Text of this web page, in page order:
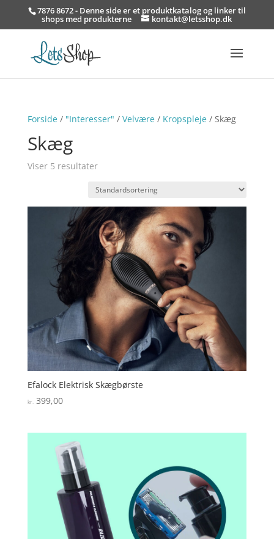
7876 8672 - Denne side er et produktkatalog og linker til
shops med produkterne kontakt@letsshop.dk
Forside/ "Interesser" / Velvære/ Kropspleje/ Skæg
Skæg
Viser 5 resultater
Efalock Elektrisk Skægbørste
kr. 399,00